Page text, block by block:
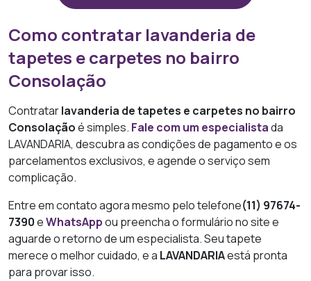
Como contratar lavanderia de
tapetes e carpetes no bairro
Consolação
Contratarlavanderia de tapetes e carpetes no bairro
Consolaçãoé simples. Fale com um especialistada
LAVANDARIA, descubra as condições de pagamento e os
parcelamentos exclusivos, e agende o serviço sem
complicação.
Entre em contato agora mesmo pelo telefone(11) 97674-
7390eWhatsAppou preencha o formulário no site e
aguarde o retorno de um especialista. Seu tapete
merece o melhor cuidado, e a LAVANDARIAestá pronta
para provar isso.